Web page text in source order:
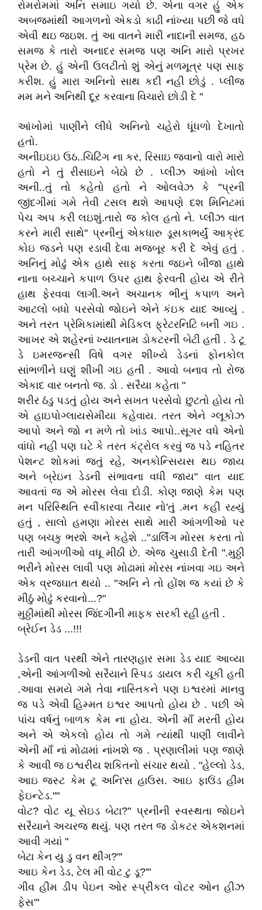
રોમરોમમાં અનિ સમાઇ ગયો છે. એના વગર હું એક
અબજમાંથી આગળનો એકડો કાઢી નાંખ્યા પછી જે વધે
એવી થઇ જઇશ. તું આ વાતને મારી નાદાની સમજ, હઠ
સમજ કે તારો અનાદર સમજ પણ અનિ મારો પ્રખર
પ્રેમ છે. હું એની ઉલટીતો શું એનું મળમૂત્ર પણ સાફ
કરીશ. હું મારા અનિનો સાથ કદી નહી છોડું . પ્લીજ
મમ મને અનિથી દૂર કરવાના વિચારો છોડી દે "
આંખોમાં પાણીને લીધે અનિનો ચહેરો ધૂંધળો દેખાતો
હતો.
અનીઇઇઇ ઉઠ..ચિટિંગ ના કર, રિસાઇ જવાનો વારો મારો
હતો ને તું રીસાઇને બેઠો છે . પ્લીઝ આંખો ખોલ
અની..તું તો કહેતો હતો ને ઓલવેઝ કે "પ્રની
જીંદગીમાં ગમે તેવી ટસલ થશે આપણે દશ મિનિટમાં
પેચ અપ કરી લઇશું.તારો જ કોલ હતો ને. પ્લીઝ વાત
કરને મારી સાથે" પ્રનીનું એકધારુ ડૂસકાભર્યું આક્રંદ
કોઇ જડને પણ રડાવી દેવા મજબૂર કરી દે એવું હતું .
અનિનું મોઢું એક હાથે સાફ કરતા જઇને બીજા હાથે
નાના બચ્ચાને કપાળ ઉપર હાથ ફેરવતી હોય એ રીતે
હાથ ફેરવવા લાગી.અને અચાનક ભીનું કપાળ અને
આટલો બધો પરસેવો જોઇને એને કંઇક યાદ આવ્યું .
અને તરત પ્રેમિકામાંથી મેડિકલ ફ્રેટરનિટિ બની ગઇ .
આખર એ શહેરનાં ખ્યાતનામ ડોકટરની બેટી હતી . ડે ટૂ
ડે ઇમરજન્સી વિષે વગર શીખ્યે ડેડનાં ફોનકોલ
સાંભળીને ઘણું શીખી ગઇ હતી . આવો બનાવ તો રોજ
એકાદ વાર બનતો જ. ડો . સરૈયા કહેતા "
શરીર ઠંડુ પડતું હોય અને સખત પરસેવો છુટતો હોય તો
એ હાઇપોગ્લાયસેમીયા કહેવાય. તરત એને ગ્લૂકોઝ
આપો અને જો ન મળે તો ખાંડ આપો..સૂગર વધે એનો
વાંધો નહી પણ ઘટે કે તરત કંટ્રોલ કરવું જ પડે નહિતર
પેશન્ટ શોકમાં જતું રહે, અનકોન્સિયસ થઇ જાય
અને બ્રેઇન ડેડની સંભાવના વધી જાય" વાત યાદ
આવતાં જ એ મોરસ લેવા દોડી. કોણ જાણે કેમ પણ
મન પરિસ્થિતિ સ્વીકારવા તૈયાર નો'તું .મન કહી રહ્યું
હતું , સાલો હમણા મોરસ સાથે મારી આંગળીઓ પર
પણ બચકુ ભરશે અને કહેશે .."ડાર્લિંગ મોરસ કરતા તો
તારી આંગળીઓ વધૂ મીઠી છે. એજ ચુસાડી દેતી ".મુઠ્ઠી
ભરીને મોરસ લાવી પણ મોઢામાં મોરસ નાંખવા ગઇ અને
એક વ્રજઘાત થયો .. "અનિ ને તો હોંશ જ કયાં છે કે
મીઠું મોઢું કરવાનો...?"
મુઠ્ઠીમાંથી મોરસ જિંદગીની માફક સરકી રહી હતી .
બ્રેઈન ડેડ ...!!!
ડેડની વાત પરથી એને તારણહાર સમા ડેડ યાદ આવ્યા
,એની આંગળીઓ સરૈયાને સ્પિડ ડાયલ કરી ચૂકી હતી
.આવા સમયે ગમે તેવા નાસ્તિકને પણ ઇશ્વરમાં માનવુ
જ પડે એવી હિમ્મત ઇશ્વર આપતો હોય છે . પછી એ
પાંચ વર્ષનું બાળક કેમ ના હોય. એની માઁ મરતી હોય
અને એ એકલો હોય તો ગમે ત્યાંથી પાણી લાવીને
એની માઁ નાં મોઢામાં નાંખશે જ . પ્રણાલીમાં પણ જાણે
કે આવી જ ઇશ્વરીય શકિતનો સંચાર થયો . "હેલ્લો ડેડ,
આઇ જસ્ટ કેમ ટૂ અનિ'સ હાઉસ. આઇ ફાઉંડ હીમ
ફેઇન્ટેડ.""
વોટ? વોટ યૂ સેઇડ બેટા?" પ્રનીની સ્વસ્થતા જોઇને
સરૈયાને અચરજ થયું. પણ તરત જ ડોકટર એકશનમાં
આવી ગયાં "
બેટા કેન યુ ડુ વન થીંગ?"'
આઇ કેન ડેડ, ટેલ મી વોટ ટુ ડૂ?'"
ગીવ હીમ ડીપ પેઇન ઓર સ્પ્રીંકલ વોટર ઓન હીઝ
ફેસ"'